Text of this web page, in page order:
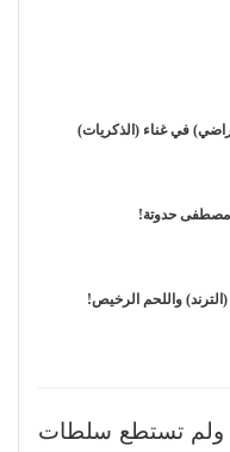
في غناء (الذكريات)
مصطفى حدوتة!
واللحم الرخيص!
ولم تستطع سلطات